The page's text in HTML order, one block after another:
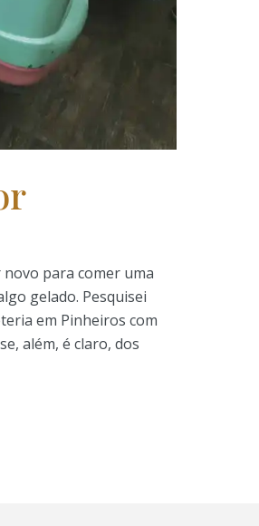
novo para comer uma
gelado. Pesquisei
em Pinheiros com
além, é claro, dos